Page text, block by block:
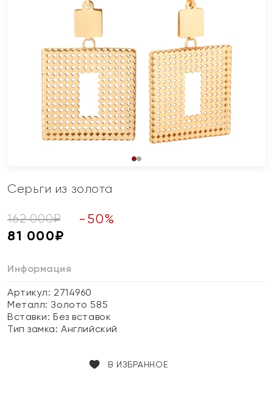
Серьги из золота
162 000₽ - 50%
81 000₽
Информация
Артикул: 2714960
Металл:Золото 585
Вставки:Без вставок
Тип замка:Английский
В ИЗБРАННОЕ